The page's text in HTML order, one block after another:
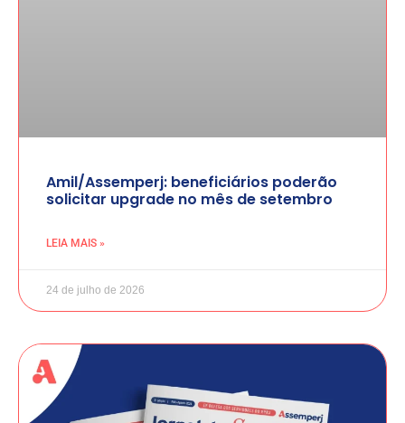
Amil/Assemperj: beneficiários poderão
solicitar upgrade no mês de setembro
LEIA MAIS »
24 de julho de 2026